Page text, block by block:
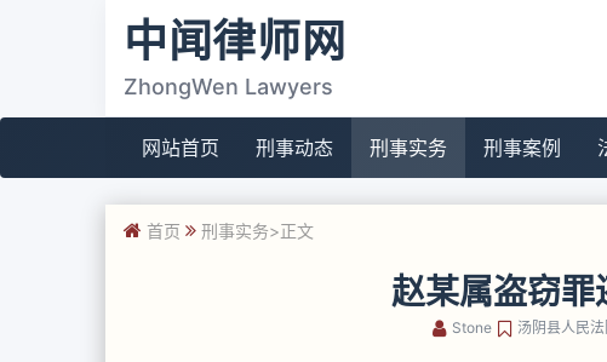
中闻律师网
ZhongWen Lawyers
网站首页 刑事动态 刑事实务 刑事案例
首页 刑事实务>正文
赵某属盗窃罪
Stone 汤阴县人民